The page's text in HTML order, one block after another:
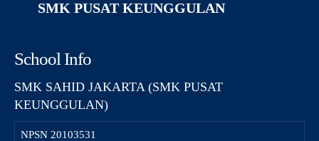
SMK PUSAT KEUNGGULAN
School Info
SMK SAHID JAKARTA (SMK PUSAT
KEUNGGULAN)
NPSN 20103531